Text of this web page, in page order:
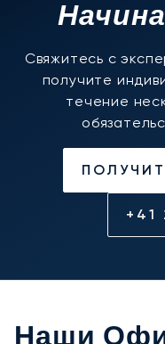
Свяжитесь с
получите
течение
+41
Наши